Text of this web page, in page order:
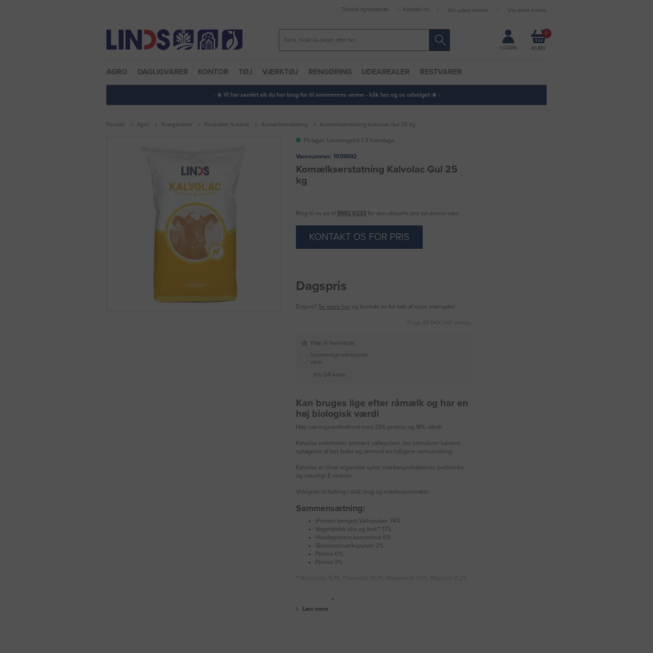
Forbliv logget ind
Tilmeld nyhedsbrev Kontakt os Vis uden moms Vis med moms
LOGIN
0
AGRO DAGLIGVARER KONTOR TØJ VÆRKTØJ RENGØRING UDEAREALER RESTVARER
· ☀️ Vi har samlet alt du har brug for til sommerens varme - klik her og se udvalget ☀️ ·
Forside Agro Kvægartikler Produkter til kalve Komælkserstatning Komælkserstatning Kalvolac Gul 25 kg
På lager. Leveringstid 1-3 hverdage
Varenummer: 1059692
Komælkserstatning Kalvolac Gul 25
kg
Ring til os på tlf 9992 0233 for den aktuelle pris på denne vare.
KONTAKT OS FOR PRIS
Dagspris
Engros? Se mere her og kontakt os for køb af store mængder.
Fragt 49 DKK inkl. moms
Tilføj til favoritliste
Sammenlign markerede
varer
Vis QR-kode
Kan bruges lige efter råmælk og har en
høj biologisk værdi
Højt næringsstofindhold med 23% protein og 18% råfedt.
Kalvolac indeholder primært vallepulver, der stimulerer kalvens
optagelse af fast foder og dermed en tidligere vomudvikling.
Kalvolac er tilsat organiske syrer, mælkesyrebakterier, prebiotika
og naturligt E-vitamin.
Velegnet til fodring i skål, trug og mælkeautomater.
Sammensætning:
(Protein beriget) Vallepulver 74%
Vegetabilsk olie og fedt** 17%
Hvedeprotein koncentrat 6%
Skummetmælkspulver 2%
Premix 0%
Premix 3%
Læs mere